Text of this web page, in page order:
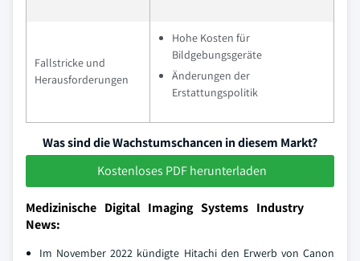
Fallstricke und
Herausforderungen
Hohe Kosten für
Bildgebungsgeräte
Änderungen der
Erstattungspolitik
Was sind die Wachstumschancen in diesem Markt?
Kostenloses PDF herunterladen
Medizinische Digital Imaging Systems Industry
News:
Im November 2022 kündigte Hitachi den Erwerb von Canon